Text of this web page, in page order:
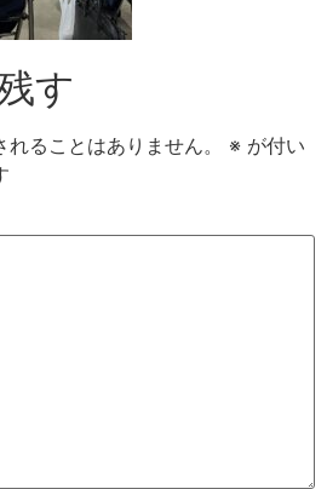
す
ることはありません。 ※ が付い